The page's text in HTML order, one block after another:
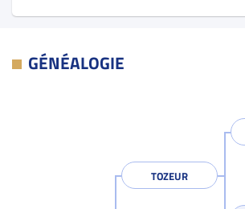
GÉNÉALOGIE
TOZEUR